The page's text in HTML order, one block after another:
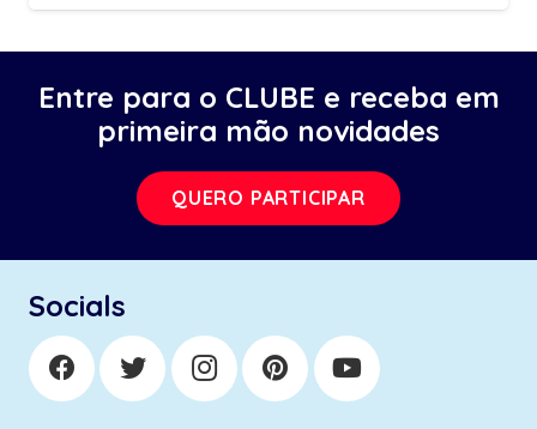
Entre para o CLUBE e receba em
primeira mão novidades
QUERO PARTICIPAR
Socials